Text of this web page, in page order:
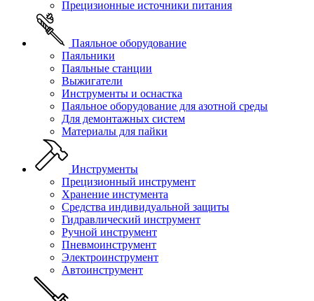
Прецизионные источники питания
Паяльное оборудование
Паяльники
Паяльные станции
Выжигатели
Инструменты и оснастка
Паяльное оборудование для азотной среды
Для демонтажных систем
Материалы для пайки
Инструменты
Прецизионный инструмент
Хранение инстумента
Средства индивидуальной защиты
Гидравлический инструмент
Ручной инструмент
Пневмоинструмент
Электроинструмент
Автоинструмент